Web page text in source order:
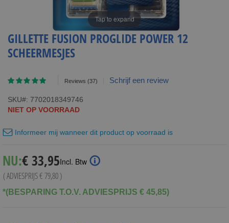
Tap to expand
GILLETTE FUSION PROGLIDE POWER 12
SCHEERMESJES
Waardering:
Reviews (37) Schrijf een review
SKU
7702018349746
NIET OP VOORRAAD
Informeer mij wanneer dit product op voorraad is
NU:Special
Price
€ 33,95Incl. Btw
( ADVIESPRIJS€ 79,80)
*(BESPARING T.O.V. ADVIESPRIJS € 45,85)